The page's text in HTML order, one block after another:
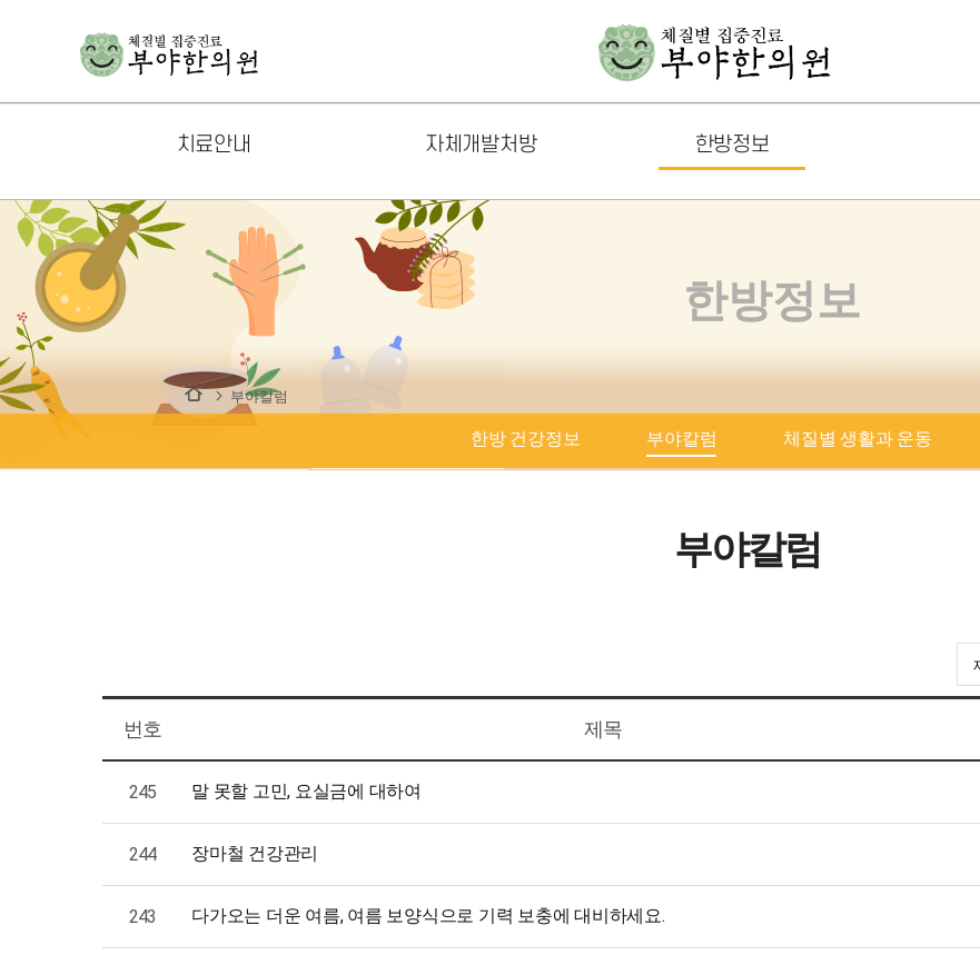
치료안내
체질클리닉
통증클리닉
내과·소화기질환클리닉
신경정신질환클리닉
남성질환클리닉
소아질환클리닉
사상체질진단
진료예약
자체개발처방
기상나팔
생생이슬
면역기상
기상나팔 키즈
한방정보
부야칼럼
체질별 생활과 운동
한방정보
부야칼럼
한방 건강정보 부야칼럼 체질별 생활과 운동
부야칼럼
번호 제목
245 말 못할 고민, 요실금에 대하여
244 장마철 건강관리
243 다가오는 더운 여름, 여름 보양식으로 기력 보충에 대비하세요.